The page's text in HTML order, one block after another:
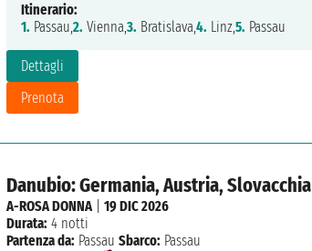
Dettagli
Prenota
Itinerario:
1. Passau,2. Vienna,3. Bratislava,4. Linz,5. Passau
Danubio: Germania, Austria, Slovacchia
A-ROSA DONNA| 19 DIC 2026
Durata: 4 notti
Partenza da: Passau Sbarco: Passau